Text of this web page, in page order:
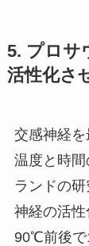
5. プロサ
活性化さ
交感神経を
温度と時
ランドの
神経の活
90℃前後で